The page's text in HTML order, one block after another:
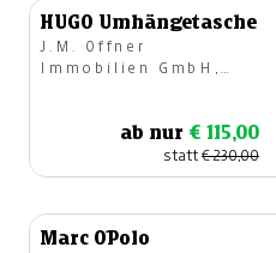
HUGO Umhängetasche
J.M. Offner
Immobilien GmbH,
ab nur € 115,00
statt€ 230,00
Marc O´Polo